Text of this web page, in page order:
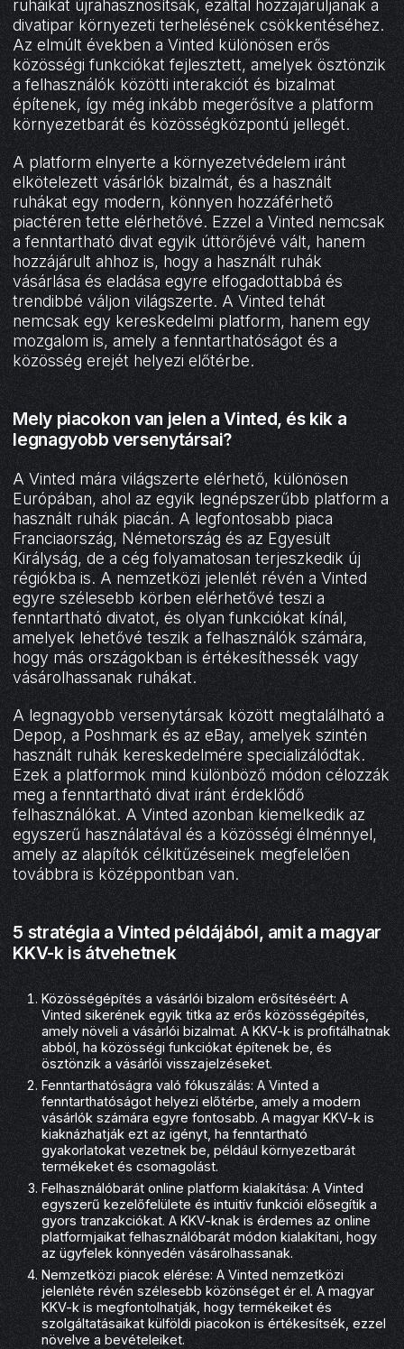
ruháikat újrahasznosítsák, ezáltal hozzájáruljanak a
divatipar környezeti terhelésének csökkentéséhez.
Az elmúlt években a Vinted különösen erős
közösségi funkciókat fejlesztett, amelyek ösztönzik
a felhasználók közötti interakciót és bizalmat
építenek, így még inkább megerősítve a platform
környezetbarát és közösségközpontú jellegét.
A platform elnyerte a környezetvédelem iránt
elkötelezett vásárlók bizalmát, és a használt
ruhákat egy modern, könnyen hozzáférhető
piactéren tette elérhetővé. Ezzel a Vinted nemcsak
a fenntartható divat egyik úttörőjévé vált, hanem
hozzájárult ahhoz is, hogy a használt ruhák
vásárlása és eladása egyre elfogadottabbá és
trendibbé váljon világszerte. A Vinted tehát
nemcsak egy kereskedelmi platform, hanem egy
mozgalom is, amely a fenntarthatóságot és a
közösség erejét helyezi előtérbe.
Mely piacokon van jelen a Vinted, és kik a
legnagyobb versenytársai?
A Vinted mára világszerte elérhető, különösen
Európában, ahol az egyik legnépszerűbb platform a
használt ruhák piacán. A legfontosabb piaca
Franciaország, Németország és az Egyesült
Királyság, de a cég folyamatosan terjeszkedik új
régiókba is. A nemzetközi jelenlét révén a Vinted
egyre szélesebb körben elérhetővé teszi a
fenntartható divatot, és olyan funkciókat kínál,
amelyek lehetővé teszik a felhasználók számára,
hogy más országokban is értékesíthessék vagy
vásárolhassanak ruhákat.
A legnagyobb versenytársak között megtalálható a
Depop, a Poshmark és az eBay, amelyek szintén
használt ruhák kereskedelmére specializálódtak.
Ezek a platformok mind különböző módon célozzák
meg a fenntartható divat iránt érdeklődő
felhasználókat. A Vinted azonban kiemelkedik az
egyszerű használatával és a közösségi élménnyel,
amely az alapítók célkitűzéseinek megfelelően
továbbra is középpontban van.
5 stratégia a Vinted példájából, amit a magyar
KKV-k is átvehetnek
Közösségépítés a vásárlói bizalom erősítéséért: A
Vinted sikerének egyik titka az erős közösségépítés,
amely növeli a vásárlói bizalmat. A KKV-k is profitálhatnak
abból, ha közösségi funkciókat építenek be, és
ösztönzik a vásárlói visszajelzéseket.
Fenntarthatóságra való fókuszálás: A Vinted a
fenntarthatóságot helyezi előtérbe, amely a modern
vásárlók számára egyre fontosabb. A magyar KKV-k is
kiaknázhatják ezt az igényt, ha fenntartható
gyakorlatokat vezetnek be, például környezetbarát
termékeket és csomagolást.
Felhasználóbarát online platform kialakítása: A Vinted
egyszerű kezelőfelülete és intuitív funkciói elősegítik a
gyors tranzakciókat. A KKV-knak is érdemes az online
platformjaikat felhasználóbarát módon kialakítani, hogy
az ügyfelek könnyedén vásárolhassanak.
Nemzetközi piacok elérése: A Vinted nemzetközi
jelenléte révén szélesebb közönséget ér el. A magyar
KKV-k is megfontolhatják, hogy termékeiket és
szolgáltatásaikat külföldi piacokon is értékesítsék, ezzel
növelve a bevételeiket.